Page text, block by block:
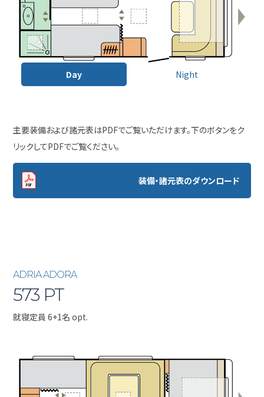
Day Night
主要装備および諸元表はPDFでご覧いただけます。下のボタンをク
リックしてPDFでご覧ください。
装備・諸元表のダウンロード
ADRIA ADORA
573 PT
就寝定員 6+1名 opt.